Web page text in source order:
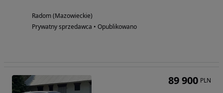
Radom (Mazowieckie)
Prywatny sprzedawca • Opublikowano
89 900 PLN